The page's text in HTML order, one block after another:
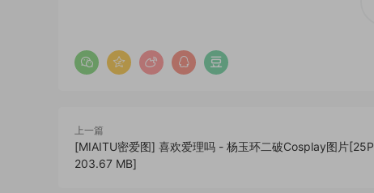
上一篇
[MIAITU密爱图] 喜欢爱理吗 - 杨玉环二破Cosplay图片
203.67 MB]